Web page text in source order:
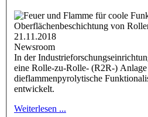
21.11.2018
Newsroom
In der
eine Rolle-zu-Rolle- (R2R-)
dieflammenpyrolytische
entwickelt.
Weiterlesen ...